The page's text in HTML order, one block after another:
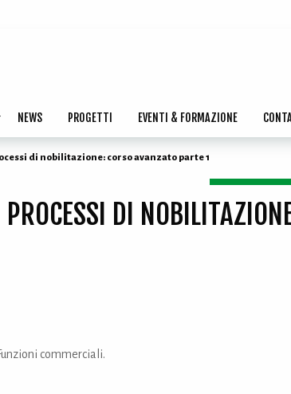
NEWS PROGETTI EVENTI & FORMAZIONE
di nobilitazione: corso avanzato parte 1
PROCESSI DI
commerciali.